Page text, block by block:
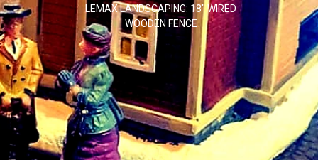
LEMAX LANDSCAPING: 18″ WIRED
WOODEN FENCE